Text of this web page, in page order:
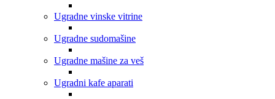
Ugradne vinske vitrine
Ugradne sudomašine
Ugradne mašine za veš
Ugradni kafe aparati